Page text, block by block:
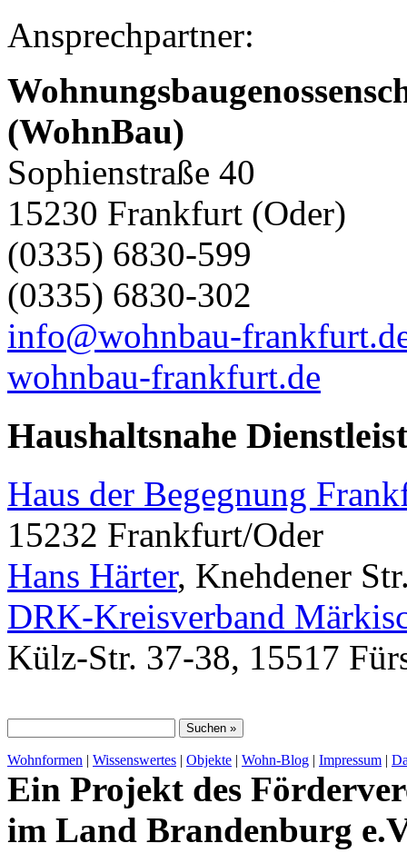
Ansprechpartner:
(WohnBau)
Sophienstraße 40
15230 Frankfurt (Oder)
(0335) 6830-599
(0335) 6830-302
info@wohnbau-
wohnbau-frankfurt.de
Haushaltsnahe
Haus der Begegnung
15232 Frankfurt/Oder
Hans Härter, Knehdener
DRK-Kreisverband
Külz-Str. 37-38, 15517
Wohnformen | Wissenswertes | Objekte | Wohn-Blog | Impressum |
Ein Projekt des
im Land Brandenburg